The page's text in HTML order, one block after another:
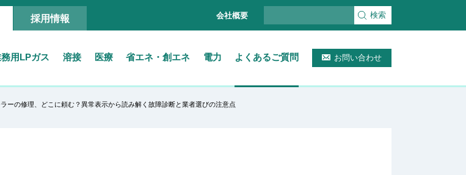
採用情報 会社概要 検索
用LPガス 溶接 医療 省エネ・創エネ 電力 よくあるご質問 お問い合わせ
ーの修理、どこに頼む？異常表示から読み解く故障診断と業者選びの注意点